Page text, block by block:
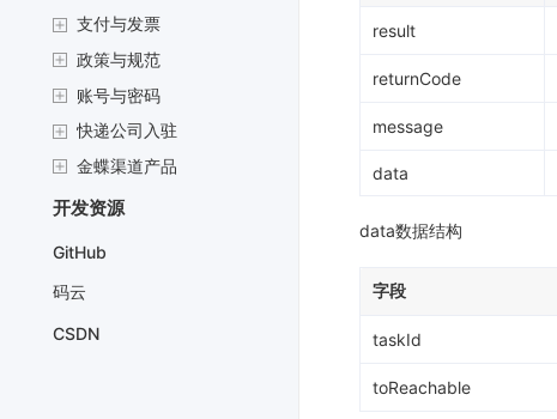
支付与发票
政策与规范
账号与密码
快递公司入驻
金蝶渠道产品
开发资源
GitHub
码云
CSDN
result
returnCode
message
data
data数据结构
字段
taskId
toReachable